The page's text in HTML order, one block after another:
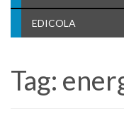
EDICOLA
Tag: